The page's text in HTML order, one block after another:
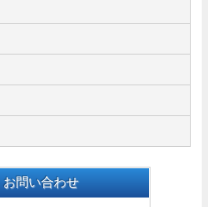
お問い合わせ